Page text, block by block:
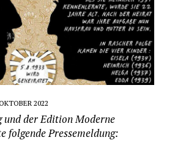
2022
und der Edition Moderne
folgende Pressemeldung: